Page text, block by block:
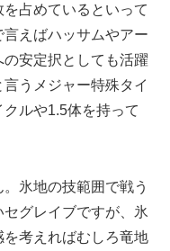
占めているといって
えばハッサムやアー
安定択としても活躍
うメジャー特殊タイ
ルや1.5体を持って
氷地の技範囲で戦う
グレイブですが、氷
考えればむしろ竜地